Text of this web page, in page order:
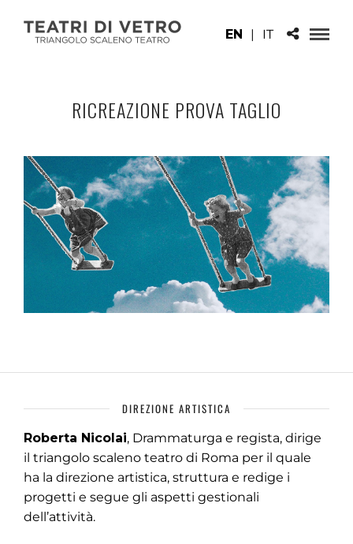
EN | IT
RICREAZIONE PROVA TAGLIO
DIREZIONE ARTISTICA
Roberta Nicolai, Drammaturga e regista, dirige
il triangolo scaleno teatro di Roma per il quale
ha la direzione artistica, struttura e redige i
progetti e segue gli aspetti gestionali
dell’attività.